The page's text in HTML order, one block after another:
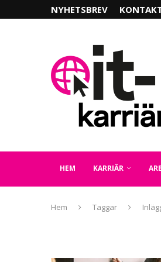
NYHETSBREV
HEM KARRIÄR
Hem Taggar